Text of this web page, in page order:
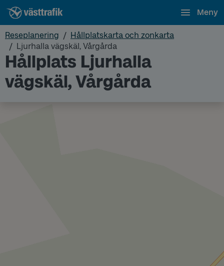
Meny
Reseplanering
Hållplatskarta och zonkarta
Ljurhalla vägskäl, Vårgårda
Hållplats Ljurhalla
vägskäl, Vårgårda